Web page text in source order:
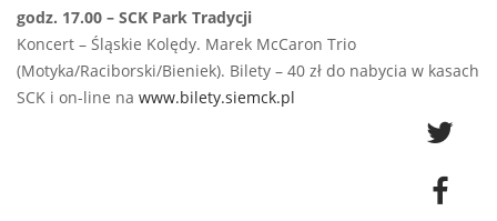
godz. 17.00 – SCK Park Tradycji
Koncert – Śląskie Kolędy. Marek McCaron Trio
(Motyka/Raciborski/Bieniek). Bilety – 40 zł do nabycia w kasach
SCK i on-line na www.bilety.siemck.pl